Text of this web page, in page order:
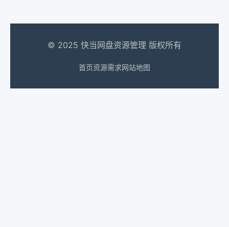
© 2025 快当网盘资源管理 版权所有
首页资源需求网站地图